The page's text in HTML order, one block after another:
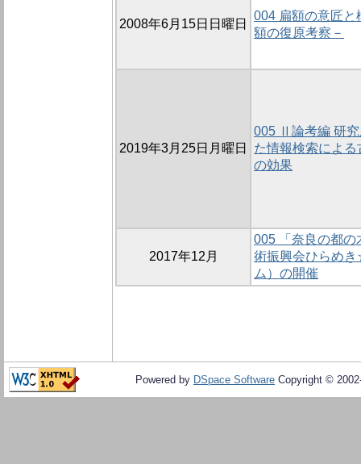
2008年6月15日日曜日
004 扁額の意匠と
額の復原考察－
2019年3月25日月曜日
005 Ⅱ論考編 研
た情報検索によ
の効果
2017年12月
005 「奈良の都の
術振興会ひらめ
ム）の開催
Powered by DSpace Software Copyright ©